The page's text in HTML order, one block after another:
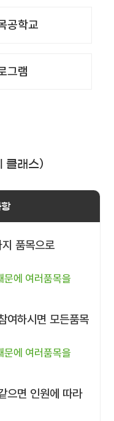
공학교
그램
클래스)
품목으로
문에 여러품목을
여하시면 모든품목
문에 여러품목을
으면 인원에 따라